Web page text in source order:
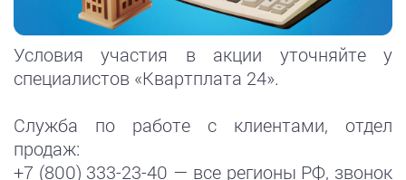
Условия участия в акции уточняйте у
специалистов «Квартплата 24».
Служба по работе с клиентами, отдел
продаж:
+7 (800) 333-23-40 — все регионы РФ, звонок